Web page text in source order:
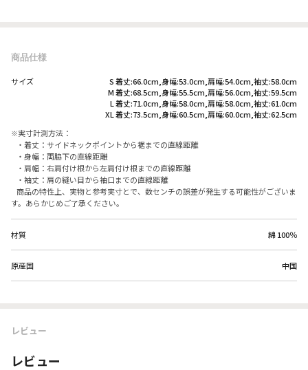
商品仕様
サイズ
S 着丈:66.0cm,身幅:53.0cm,肩幅:54.0cm,袖丈:58.0cm
M 着丈:68.5cm,身幅:55.5cm,肩幅:56.0cm,袖丈:59.5cm
L 着丈:71.0cm,身幅:58.0cm,肩幅:58.0cm,袖丈:61.0cm
XL 着丈:73.5cm,身幅:60.5cm,肩幅:60.0cm,袖丈:62.5cm
実寸計測方法：
・着丈：サイドネックポイントから裾までの直線距離
・身幅：両脇下の直線距離
・肩幅：右肩付け根から左肩付け根までの直線距離
・袖丈：肩の縫い目から袖口までの直線距離
商品の特性上、実物と参考実寸とで、数センチの誤差が発生する可能性がございま
す。あらかじめご了承ください。
材質 綿 100％
原産国 中国
レビュー
レビュー